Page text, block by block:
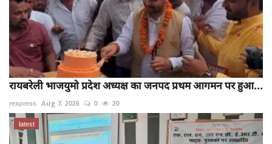
रायबरेली भाजयुमो प्रदेश अध्यक्ष का जनपद प्रथम आगमन पर हुआ...
rexpress Aug 7, 2026 0 20
latest